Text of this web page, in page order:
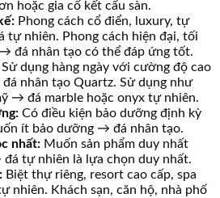
hoặc gia cố kết cấu sàn.
Phong cách cổ điển, luxury, tự
tự nhiên. Phong cách hiện đại, tối
đá nhân tạo có thể đáp ứng tốt.
Sử dụng hàng ngày với cường độ cao
nhân tạo Quartz. Sử dụng như
→ đá marble hoặc onyx tự nhiên.
Có điều kiện bảo dưỡng định kỳ
ít bảo dưỡng → đá nhân tạo.
nhất: Muốn sản phẩm duy nhất
tự nhiên là lựa chọn duy nhất.
Biệt thự riêng, resort cao cấp, spa
nhiên. Khách sạn, căn hộ, nhà phố